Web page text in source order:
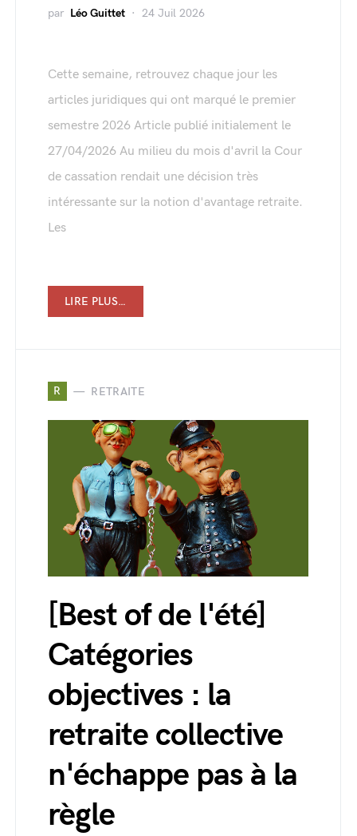
par Léo Guittet 24 Juil 2026
Cette semaine, retrouvez chaque jour les
articles juridiques qui ont marqué le premier
semestre 2026 Article publié initialement le
27/04/2026 Au milieu du mois d'avril la Cour
de cassation rendait une décision très
intéressante sur la notion d'avantage retraite.
Les
LIRE PLUS…
R RETRAITE
[Best of de l'été]
Catégories
objectives : la
retraite collective
n'échappe pas à la
règle